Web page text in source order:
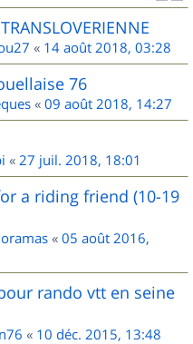
« 14 août 2018, 03:28
76
« 09 août 2018, 14:27
« 27 juil. 2018, 18:01
a riding friend (10-19
« 05 août 2016,
rando vtt en seine
« 10 déc. 2015, 13:48